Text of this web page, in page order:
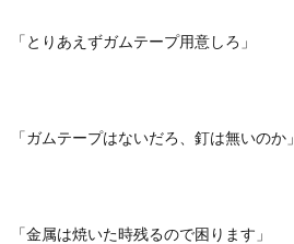
「とりあえずガムテープ用意しろ」
「ガムテープはないだろ、釘は無いのか」
「金属は焼いた時残るので困ります」